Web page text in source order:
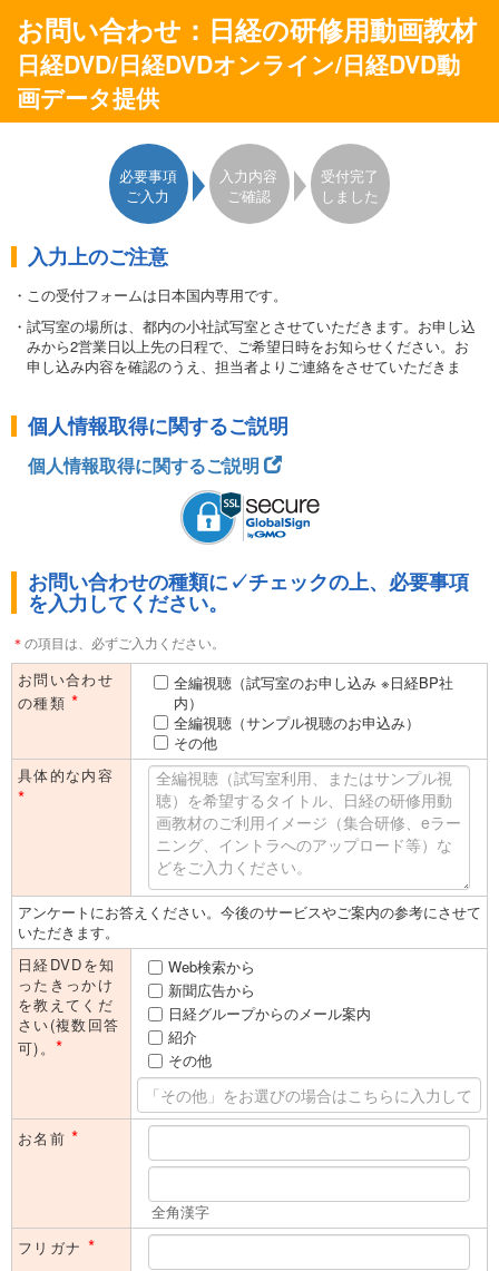
お問い合わせ：日経の研修用動画教材
日経DVD/日経DVDオンライン/日経DVD動
画データ提供
必要事項
ご入力
入力内容
ご確認
受付完了
しました
入力上のご注意
・この受付フォームは日本国内専用です。
・試写室の場所は、都内の小社試写室とさせていただきます。お申し込
みから2営業日以上先の日程で、ご希望日時をお知らせください。お
申し込み内容を確認のうえ、担当者よりご連絡をさせていただきま
・購入検討用に全編をご覧いただけるサンプル動画のIDを無料で発行可
能です。一部、オンライン対応していないタイトルはサンプルDVDを
貸し出します。DVDご返送時の送料はお客様のご負担となりますの
で、あらかじめご了承ください。ご依頼から1週間以内に発送いたし
・ご入力いただいた情報は日経BPマーケティングに登録されます。
グからの事務連絡にも使わせていただきます。また、これ以外に日経
BPグループ会社から、各種ご案内（刊行物、展示会、セミナー等）
やアンケート、広告主等の製品やサービスをご案内させていただく場
合がございます。下記「個人情報取得に関するご説明」をよくお読み
いただき、ご同意のうえ、お問い合わせください。
個人情報取得に関するご説明
個人情報取得に関するご説明
お問い合わせの種類に✓チェックの上、必要事項
を入力してください。
＊の項目は、必ずご入力ください。
お問い合わせ
の種類*
全編視聴（試写室のお申し込み ※日経BP社
内）
全編視聴（サンプル視聴のお申込み）
その他
具体的な内容
*
アンケートにお答えください。今後のサービスやご案内の参考にさせて
いただきます。
日経DVDを知
ったきっかけ
を教えてくだ
さい(複数回答
可)。 *
Web検索から
新聞広告から
日経グループからのメール案内
紹介
その他
お名前*
全角漢字
フリガナ *